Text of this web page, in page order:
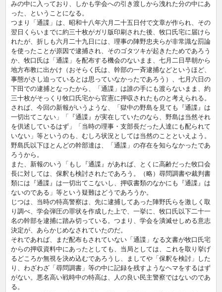
みの中に入っており、しかも学会への引き渡しから洩れた分の中にあ
った、ということになる。
つまり「通諜」は、昭和十八年六月二十五日付で文章が作られ、その
翌日くらいまでに約三十枚がガリ版印刷された後、牧口氏宅に届けら
れたが、折しも六月二十九日には、理事の陣野忠夫らが非常識な罰論
を使ったことが原因で逮捕され、そのゴタツキが起きたためであろう
か、牧口氏は「通諜」を配布する機会のないまま、七月二日早朝から
地方布教に出かけ（おそらく氏は、幹部の一斉逮捕などというほど、
事態がさし迫っているとは思っていなかったであろう）、七月六日の
下田での逮捕となったから、「通諜」は誰の手にも渡らないまま、約
三十枚がそっくり牧口氏宅から官憲に押収されたものと考えられる。
されば、今回の新報がいうような、「獄中の野島を見ても『通諜』は
一切出てこない」「『通諜』が実在していたのなら、野島は当然それ
を供述しているはず」「当時の理事・支部長だった人達にも配られて
いない」等というのも、むしろ状況としては当然のことといえよう。
野島氏以下ほとんどの幹部達は、「通諜」の存在を知らなかったであ
ろうから。
また、新報のいう「もし『通諜』があれば、とくに高齢だった牧口会
長に対しては、保釈も検討されたであろう。（略）尋問調書や裁判書
類には『通諜』は一切出てこないし、押収書類のなかにも『通諜』は
ないのである」等という疑難はどうであろうか。
じつは、当時の特高警察は、先に逮捕してあった陣野氏らを激しく取
り調べ、学会弾圧の罪状を作成した上で、一挙に、牧口氏以下二十一
名の幹部を逮捕に踏み切っている。つまり、学会を潰滅せしめる意志
決定が、あらかじめなされていたのだ。
それであれば、まだ配布もされていない「通諜」なる文書が牧口氏宅
からの押収資料中にあったとしても、当局としては、これを取り挙げ
るどころか無視を決め込むであろうし、ましてや「保釈を検討」した
り、わざわざ「尋問調書」等の中に記録を残すようなヘマをするはず
がない。悪名高い戦時中の特高は、人の良い民主警察ではないのであ
る。